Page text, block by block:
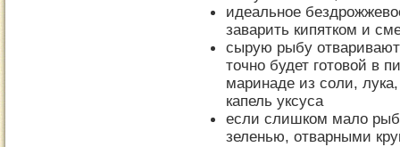
идеальное
заварить кипятком и
сырую рыбу
точно будет готовой в
маринаде из соли,
капель уксуса
если слишком мало
зеленью, отварными